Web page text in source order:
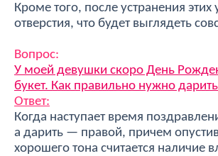
Кроме того, после устранения
отверстия, что будет выглядеть
Вопрос:
У моей девушки скоро День
букет. Как правильно нужно
Ответ:
Когда наступает время
а дарить — правой, причем
хорошего тона считается наличие